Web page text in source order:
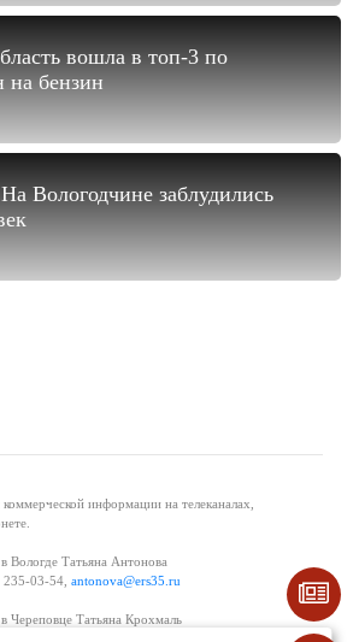
вошла в топ-3 по
бензин
Вологодчине заблудились
информации на телеканалах,
Вологде Татьяна Антонова
03-54, antonova@ers35.ru
Череповце Татьяна Крохмаль